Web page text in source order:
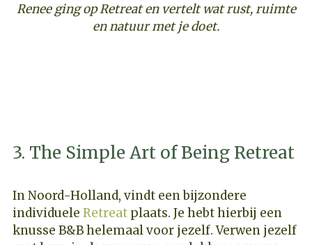
Renee ging op Retreat en vertelt wat rust, ruimte
en natuur met je doet.
3. The Simple Art of Being Retreat
In Noord-Holland, vindt een bijzondere
individuele Retreat plaats. Je hebt hierbij een
knusse B&B helemaal voor jezelf. Verwen jezelf